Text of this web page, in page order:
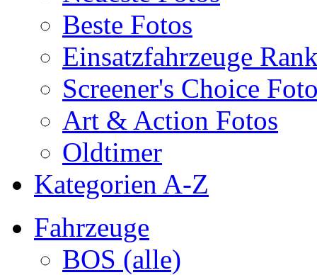
Beste Fotos
Einsatzfahrzeuge
Screener's Choice
Art & Action Fotos
Oldtimer
Kategorien A-Z
Fahrzeuge
BOS (alle)